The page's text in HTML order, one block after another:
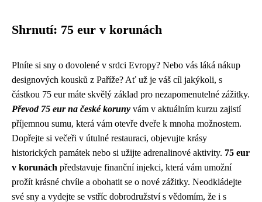
Shrnutí: 75 eur v korunách
Plníte si sny o dovolené v srdci Evropy? Nebo vás láká nákup
designových kousků z Paříže? Ať už je váš cíl jakýkoli, s
částkou 75 eur máte skvělý základ pro nezapomenutelné zážitky.
Převod 75 eur na české koruny vám v aktuálním kurzu zajistí
příjemnou sumu, která vám otevře dveře k mnoha možnostem.
Dopřejte si večeři v útulné restauraci, objevujte krásy
historických památek nebo si užijte adrenalinové aktivity. 75 eur
v korunách představuje finanční injekci, která vám umožní
prožít krásné chvíle a obohatit se o nové zážitky. Neodkládejte
své sny a vydejte se vstříc dobrodružství s vědomím, že i s